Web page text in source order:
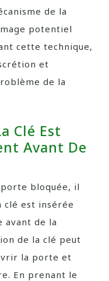
de la
potentiel
cette technique,
et
de la
Clé Est
Avant De
bloquée, il
clé est insérée
avant de la
de la clé peut
la porte et
En prenant le